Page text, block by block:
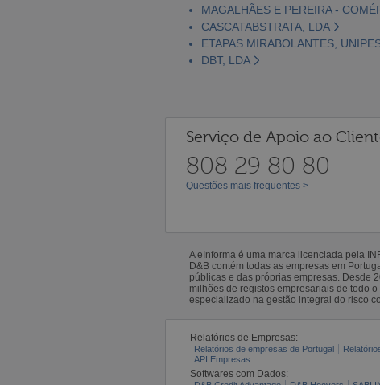
MAGALHÃES E PEREIRA -
CASCATABSTRATA, LDA
ETAPAS MIRABOLANTES,
DBT, LDA
Serviço de Apoio ao
808 29 80 80
Questões mais frequentes >
A eInforma é uma marca licenciada pela
D&B contém todas as empresas em
públicas e das próprias empresas. Desde
milhões de registos empresariais de todo
especializado na gestão integral do risco
Relatórios de Empresas:
Relatórios de empresas de Portugal
API Empresas
Softwares com Dados: